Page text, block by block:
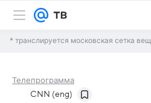
* транслируется московская сетка
Телепрограмма
CNN (eng)